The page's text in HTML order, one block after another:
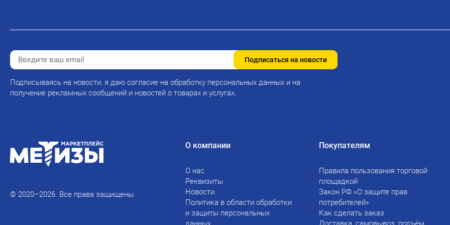
Подписаться на новости
Подписываясь на новости, я даю согласие на обработку персональных данных и на
получение рекламных сообщений и новостей о товарах и услугах.
© 2020–2026. Все права защищены
О компании
О нас
Реквизиты
Новости
Политика в области обработки
и защиты персональных
Покупателям
Правила пользования торговой
площадкой
Закон РФ «О защите прав
потребителей»
Как сделать заказ